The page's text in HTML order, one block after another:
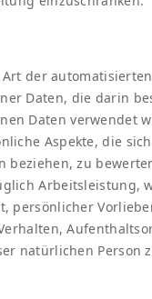
der
Daten, die darin
Daten verwendet
Aspekte, die
beziehen, zu
Arbeitsleistung,
persönlicher
natürlichen Person